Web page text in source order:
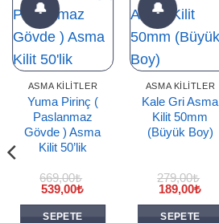
🔔
ASMA KILITLER
Yuma Pirinç (
Paslanmaz
Gövde ) Asma
Kilit 50’lik
669,00₺
Orijinal
fiyat:
669,00₺.
539,00₺Şu
SEPETE
🔔
ASMA KILITLER
Kale Gri Asma
Kilit 50mm
(Büyük Boy)
279,00₺
Orijinal
fiyat:
279,00₺.
189,00₺Şu
SEPETE